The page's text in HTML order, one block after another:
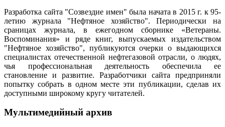
Разработка сайта "Созвездие имен" была начата в 2015 г. к 95-
летию журнала "Нефтяное хозяйство". Периодически на
сраницах журнала, в ежегодном сборнике «Ветераны.
Воспоминания» и ряде книг, выпускаемых издательством
"Нефтяное хозяйство", публикуются очерки о выдающихся
специалистах отечественной нефтегазовой отрасли, о людях,
чья профессиональная деятельность обеспечила ее
становление и развитие. Разработчики сайта предприняли
попытку собрать в одном месте эти публикации, сделав их
доступными широкому кругу читателей.
Мультимедийный архив